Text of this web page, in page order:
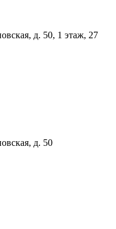
д. 50, 1 этаж, 27
д. 50